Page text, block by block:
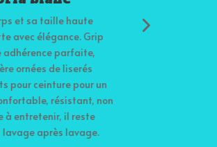
et sa taille haute
élégance. Grip
parfaite,
ornées de liserés
ceinture pour un
résistant, non
il reste
après lavage.